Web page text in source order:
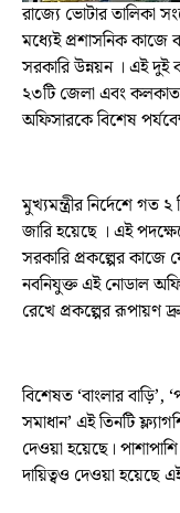
রাজ্যে ভোটার
মধ্যেই প্রশাসনিক
সরকারি উন্নয়ন । এই দুই
২৩টি জেলা এবং
অফিসারকে বিশেষ
মুখ্যমন্ত্রীর নির্দেশে গত
জারি হয়েছে । এই
সরকারি প্রকল্পের কাজে
নবনিযুক্ত এই নোডাল
রেখে প্রকল্পের রূপায়ণ
বিশেষত ‘বাংলার বাড়ি’,
সমাধান’ এই তিনটি
দেওয়া হয়েছে।
দায়িত্বও দেওয়া হয়েছে